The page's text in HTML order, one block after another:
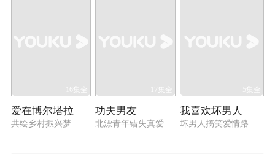
16集全
爱在博尔塔拉
共绘乡村振兴梦
17集全
功夫男友
北漂青年错失真爱
5集全
我喜欢坏男人
坏男人搞笑爱情路